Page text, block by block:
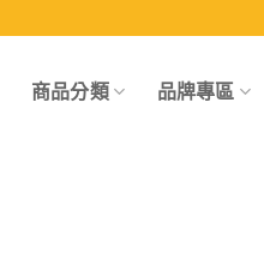
商品分類 品牌專區